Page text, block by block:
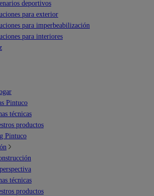
deportivos
para exterior
para imperbeabilización
para interiores
Pintuco
técnicas
productos
Pintuco
técnicas
productos